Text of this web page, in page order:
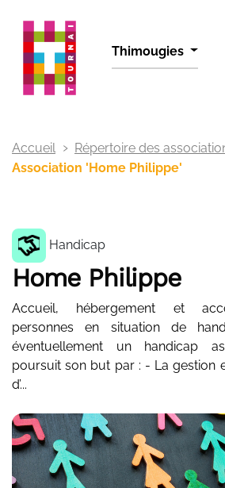
Thimougies
Accueil
Répertoire des
Association 'Home Philippe'
Handicap
Home Philippe
Accueil, hébergement et
personnes en situation de
éventuellement un handicap
poursuit son but par : - La gestion
d’...